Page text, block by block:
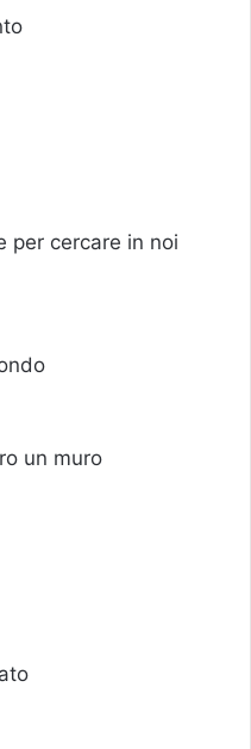
per cercare in noi
un muro